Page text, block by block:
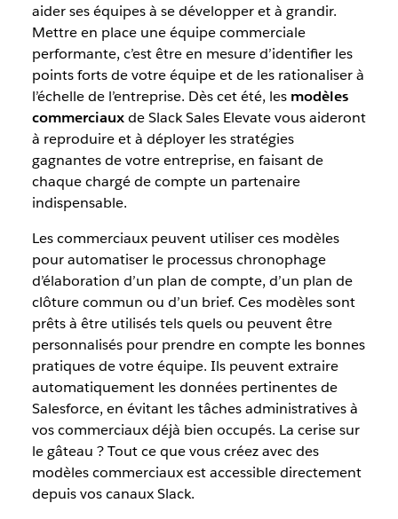
aider ses équipes à se développer et à grandir.
Mettre en place une équipe commerciale
performante, c’est être en mesure d’identifier les
points forts de votre équipe et de les rationaliser à
l’échelle de l’entreprise. Dès cet été, les modèles
commerciauxde Slack Sales Elevate vous aideront
à reproduire et à déployer les stratégies
gagnantes de votre entreprise, en faisant de
chaque chargé de compte un partenaire
indispensable.
Les commerciaux peuvent utiliser ces modèles
pour automatiser le processus chronophage
d’élaboration d’un plan de compte, d’un plan de
clôture commun ou d’un brief. Ces modèles sont
prêts à être utilisés tels quels ou peuvent être
personnalisés pour prendre en compte les bonnes
pratiques de votre équipe. Ils peuvent extraire
automatiquement les données pertinentes de
Salesforce, en évitant les tâches administratives à
vos commerciaux déjà bien occupés. La cerise sur
le gâteau ? Tout ce que vous créez avec des
modèles commerciaux est accessible directement
depuis vos canaux Slack.